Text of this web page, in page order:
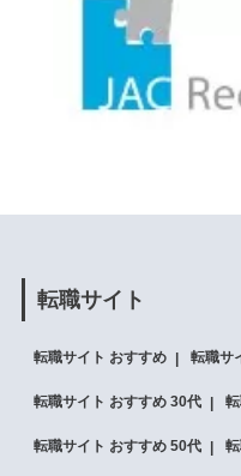
転職サイト
転職サイト おすすめ 転職サ
転職サイト おすすめ 30代
転職サイト おすすめ 50代